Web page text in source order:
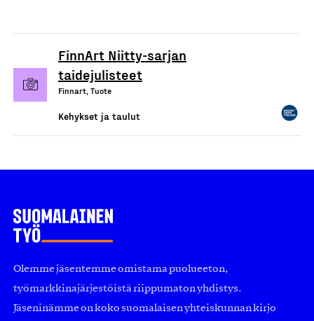
FinnArt Niitty-sarjan
taidejulisteet
Finnart, Tuote
Kehykset ja taulut
Olemme jäsentemme omistama puolueeton,
työmarkkinajärjestöistä riippumaton yhdistys.
Jäseninämme on koko suomalaisen yhteiskunnan kirjo